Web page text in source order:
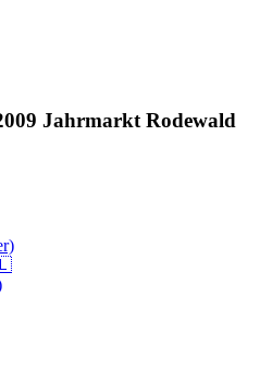
Jahrmarkt Rodewald